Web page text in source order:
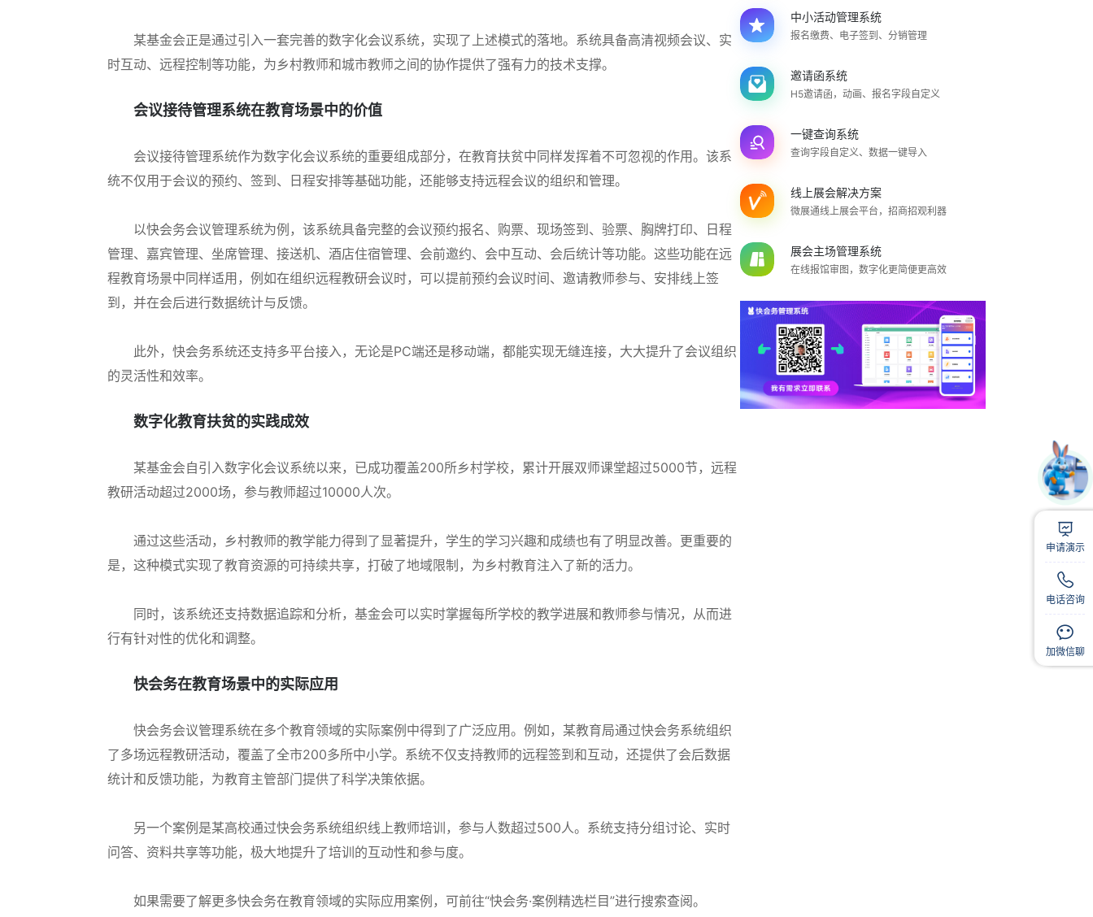
某基金会正是通过引入一套完善的数字化会议系统，实现了上述模式的落地。系统具备高清视频会议、实
时互动、远程控制等功能，为乡村教师和城市教师之间的协作提供了强有力的技术支撑。
会议接待管理系统在教育场景中的价值
会议接待管理系统作为数字化会议系统的重要组成部分，在教育扶贫中同样发挥着不可忽视的作用。该系
统不仅用于会议的预约、签到、日程安排等基础功能，还能够支持远程会议的组织和管理。
以快会务会议管理系统为例，该系统具备完整的会议预约报名、购票、现场签到、验票、胸牌打印、日程
管理、嘉宾管理、坐席管理、接送机、酒店住宿管理、会前邀约、会中互动、会后统计等功能。这些功能在远
程教育场景中同样适用，例如在组织远程教研会议时，可以提前预约会议时间、邀请教师参与、安排线上签
到，并在会后进行数据统计与反馈。
此外，快会务系统还支持多平台接入，无论是PC端还是移动端，都能实现无缝连接，大大提升了会议组织
的灵活性和效率。
数字化教育扶贫的实践成效
某基金会自引入数字化会议系统以来，已成功覆盖200所乡村学校，累计开展双师课堂超过5000节，远程
教研活动超过2000场，参与教师超过10000人次。
通过这些活动，乡村教师的教学能力得到了显著提升，学生的学习兴趣和成绩也有了明显改善。更重要的
是，这种模式实现了教育资源的可持续共享，打破了地域限制，为乡村教育注入了新的活力。
同时，该系统还支持数据追踪和分析，基金会可以实时掌握每所学校的教学进展和教师参与情况，从而进
行有针对性的优化和调整。
快会务在教育场景中的实际应用
快会务会议管理系统在多个教育领域的实际案例中得到了广泛应用。例如，某教育局通过快会务系统组织
了多场远程教研活动，覆盖了全市200多所中小学。系统不仅支持教师的远程签到和互动，还提供了会后数据
统计和反馈功能，为教育主管部门提供了科学决策依据。
另一个案例是某高校通过快会务系统组织线上教师培训，参与人数超过500人。系统支持分组讨论、实时
问答、资料共享等功能，极大地提升了培训的互动性和参与度。
如果需要了解更多快会务在教育领域的实际应用案例，可前往“快会务·案例精选栏目”进行搜索查阅。
中小活动管理系统
报名缴费、电子签到、分销管理
邀请函系统
H5邀请函，动画、报名字段自定义
一键查询系统
查询字段自定义、数据一键导入
线上展会解决方案
微展通线上展会平台，招商招观利器
展会主场管理系统
在线报馆审图，数字化更简便更高效
申请演示
电话咨询
加微信聊
扫码
扫码